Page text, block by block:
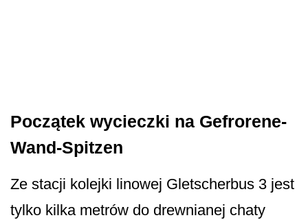
Początek wycieczki na Gefrorene-
Wand-Spitzen
Ze stacji kolejki linowej Gletscherbus 3 jest
tylko kilka metrów do drewnianej chaty